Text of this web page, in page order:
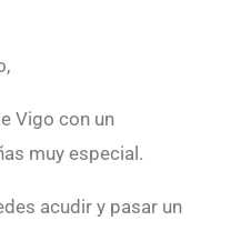
Vigo con un
muy especial.
acudir y pasar un